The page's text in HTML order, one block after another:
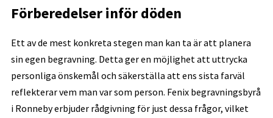
Förberedelser inför döden
Ett av de mest konkreta stegen man kan ta är att planera
sin egen begravning. Detta ger en möjlighet att uttrycka
personliga önskemål och säkerställa att ens sista farväl
reflekterar vem man var som person. Fenix begravningsbyrå
i Ronneby erbjuder rådgivning för just dessa frågor, vilket